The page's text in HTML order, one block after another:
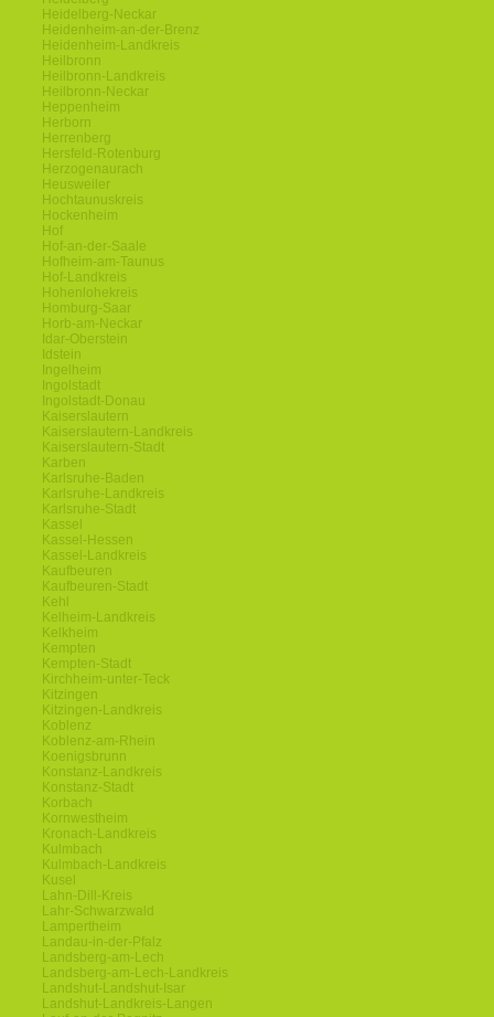
Heidelberg-Neckar
Heidenheim-an-der-Brenz
Heidenheim-Landkreis
Heilbronn
Heilbronn-Landkreis
Heilbronn-Neckar
Heppenheim
Herborn
Herrenberg
Hersfeld-Rotenburg
Herzogenaurach
Heusweiler
Hochtaunuskreis
Hockenheim
Hof
Hof-an-der-Saale
Hofheim-am-Taunus
Hof-Landkreis
Hohenlohekreis
Homburg-Saar
Horb-am-Neckar
Idar-Oberstein
Idstein
Ingelheim
Ingolstadt
Ingolstadt-Donau
Kaiserslautern
Kaiserslautern-Landkreis
Kaiserslautern-Stadt
Karben
Karlsruhe-Baden
Karlsruhe-Landkreis
Karlsruhe-Stadt
Kassel
Kassel-Hessen
Kassel-Landkreis
Kaufbeuren
Kaufbeuren-Stadt
Kehl
Kelheim-Landkreis
Kelkheim
Kempten
Kempten-Stadt
Kirchheim-unter-Teck
Kitzingen
Kitzingen-Landkreis
Koblenz
Koblenz-am-Rhein
Koenigsbrunn
Konstanz-Landkreis
Konstanz-Stadt
Korbach
Kornwestheim
Kronach-Landkreis
Kulmbach
Kulmbach-Landkreis
Kusel
Lahn-Dill-Kreis
Lahr-Schwarzwald
Lampertheim
Landau-in-der-Pfalz
Landsberg-am-Lech
Landsberg-am-Lech-Landkreis
Landshut-Landshut-Isar
Landshut-Landkreis-Langen